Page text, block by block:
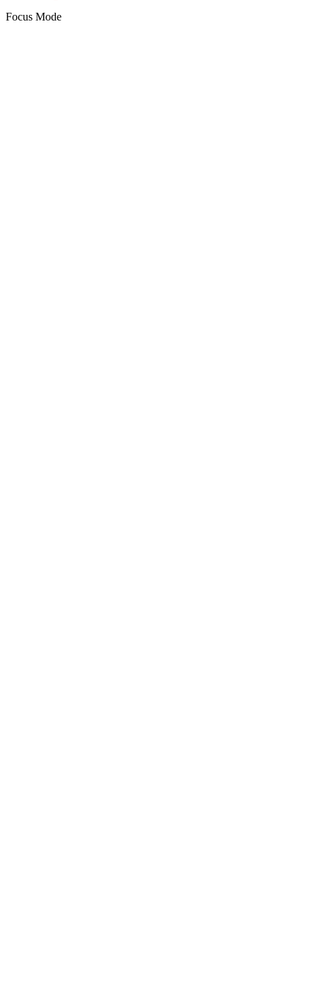
Focus Mode